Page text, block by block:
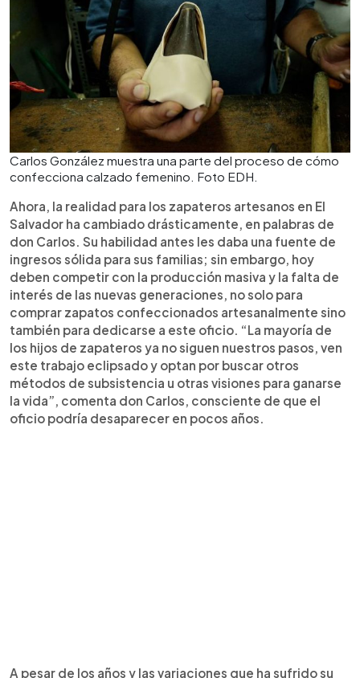
Carlos González muestra una parte del proceso de cómo
confecciona calzado femenino. Foto EDH.
Ahora, la realidad para los zapateros artesanos en El
Salvador ha cambiado drásticamente, en palabras de
don Carlos. Su habilidad antes les daba una fuente de
ingresos sólida para sus familias; sin embargo, hoy
deben competir con la producción masiva y la falta de
interés de las nuevas generaciones, no solo para
comprar zapatos confeccionados artesanalmente sino
también para dedicarse a este oficio. “La mayoría de
los hijos de zapateros ya no siguen nuestros pasos, ven
este trabajo eclipsado y optan por buscar otros
métodos de subsistencia u otras visiones para ganarse
la vida”, comenta don Carlos, consciente de que el
oficio podría desaparecer en pocos años.
A pesar de los años y las variaciones que ha sufrido su